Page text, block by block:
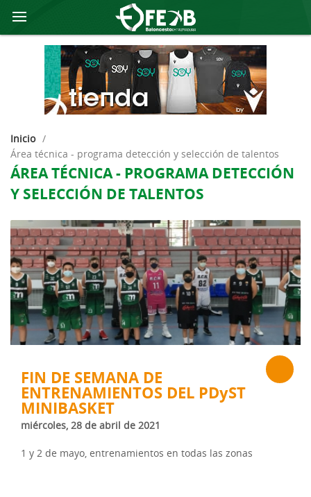
Inicio /
área técnica - programa detección y selección de talentos
ÁREA TÉCNICA - PROGRAMA DETECCIÓN
Y SELECCIÓN DE TALENTOS
FIN DE SEMANA DE
ENTRENAMIENTOS DEL PDyST
MINIBASKET
miércoles, 28 de abril de 2021
1 y 2 de mayo, entrenamientos en todas las zonas